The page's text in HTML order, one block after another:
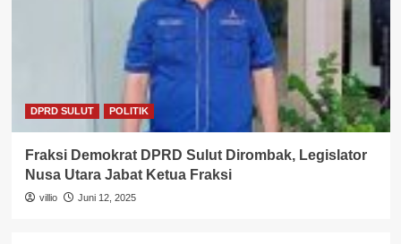
DPRD SULUT POLITIK
Fraksi Demokrat DPRD Sulut Dirombak, Legislator
Nusa Utara Jabat Ketua Fraksi
villio Juni 12, 2025